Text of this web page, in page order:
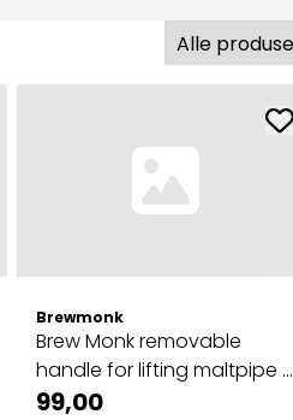
Brewmonk
Brew Monk removable
handle for lifting maltpipe ...
99,00